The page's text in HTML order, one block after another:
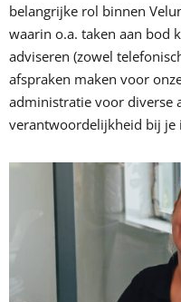
belangrijke rol binnen
waarin o.a. taken aan bod
adviseren (zowel
afspraken maken voor
administratie voor diverse
verantwoordelijkheid bij je